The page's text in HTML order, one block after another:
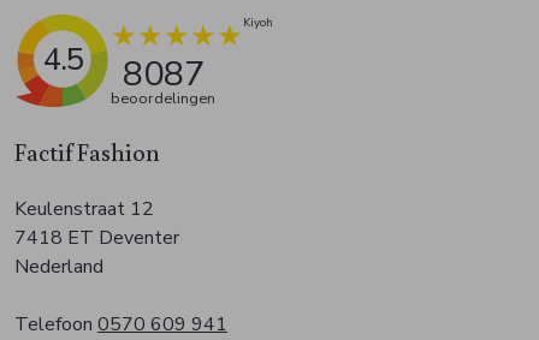
Factif Fashion
Keulenstraat 12
7418 ET Deventer
Nederland
Telefoon 0570 609 941
4.5 8087
beoordelingen